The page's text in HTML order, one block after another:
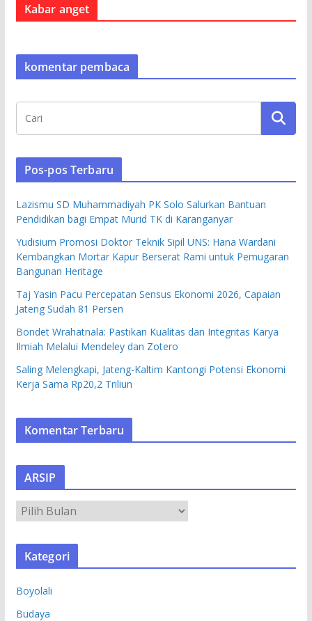
Kabar anget
komentar pembaca
Pos-pos Terbaru
Lazismu SD Muhammadiyah PK Solo Salurkan Bantuan
Pendidikan bagi Empat Murid TK di Karanganyar
Yudisium Promosi Doktor Teknik Sipil UNS: Hana Wardani
Kembangkan Mortar Kapur Berserat Rami untuk Pemugaran
Bangunan Heritage
Taj Yasin Pacu Percepatan Sensus Ekonomi 2026, Capaian
Jateng Sudah 81 Persen
Bondet Wrahatnala: Pastikan Kualitas dan Integritas Karya
Ilmiah Melalui Mendeley dan Zotero
Saling Melengkapi, Jateng-Kaltim Kantongi Potensi Ekonomi
Kerja Sama Rp20,2 Triliun
Komentar Terbaru
ARSIP
R
S
Kategori
Boyolali
Budaya